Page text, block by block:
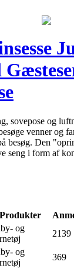
sovepose og
venner og
besøg. Den
seng i form af
Produkter
og
2139
og
369